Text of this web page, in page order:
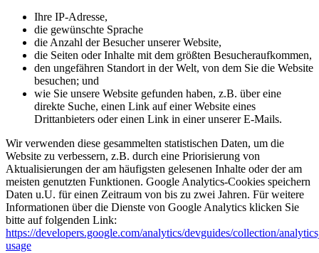
Ihre IP-Adresse,
die gewünschte Sprache
die Anzahl der Besucher unserer Website,
die Seiten oder Inhalte mit dem größten Besucheraufkommen,
den ungefähren Standort in der Welt, von dem Sie die Website
besuchen; und
wie Sie unsere Website gefunden haben, z.B. über eine
direkte Suche, einen Link auf einer Website eines
Drittanbieters oder einen Link in einer unserer E-Mails.
Wir verwenden diese gesammelten statistischen Daten, um die
Website zu verbessern, z.B. durch eine Priorisierung von
Aktualisierungen der am häufigsten gelesenen Inhalte oder der am
meisten genutzten Funktionen. Google Analytics-Cookies speichern
Daten u.U. für einen Zeitraum von bis zu zwei Jahren. Für weitere
Informationen über die Dienste von Google Analytics klicken Sie
bitte auf folgenden Link:
https://developers.google.com/analytics/devguides/collection/
usage